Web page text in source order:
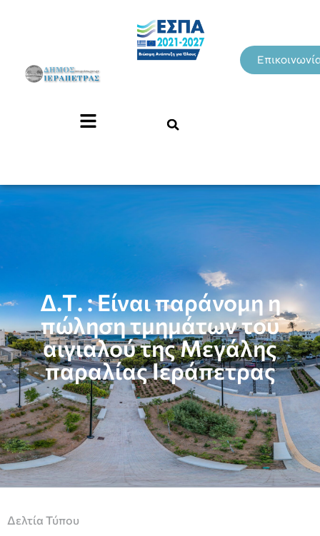
Δ.Τ. : Είναι παράνομη η
πώληση τμημάτων του
αιγιαλού της Μεγάλης
παραλίας Ιεράπετρας
Δελτία Τύπου